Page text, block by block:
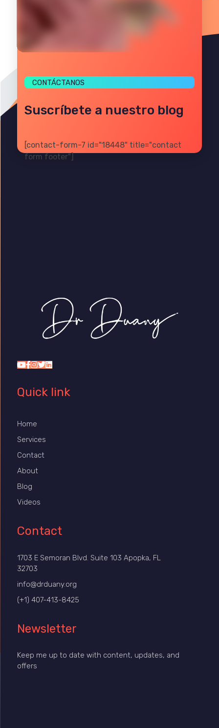
CONTÁCTANOS
Suscríbete a nuestro blog
[contact-form-7 id="18448" title="contact
form footer"]
Quick link
Home
Services
Contact
About
Blog
Videos
Contact
1703 E Semoran Blvd. Suite 103 Apopka, FL
32703
info@drduany.org
(+1) 407-413-8425
Newsletter
Keep me up to date with content, updates, and
offers